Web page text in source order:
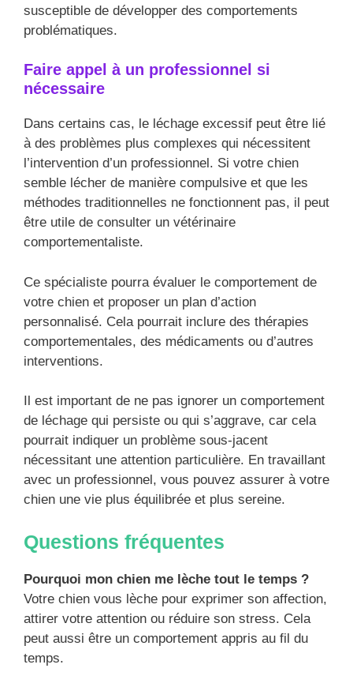
susceptible de développer des comportements
problématiques.
Faire appel à un professionnel si
nécessaire
Dans certains cas, le léchage excessif peut être lié
à des problèmes plus complexes qui nécessitent
l’intervention d’un professionnel. Si votre chien
semble lécher de manière compulsive et que les
méthodes traditionnelles ne fonctionnent pas, il peut
être utile de consulter un vétérinaire
comportementaliste.
Ce spécialiste pourra évaluer le comportement de
votre chien et proposer un plan d’action
personnalisé. Cela pourrait inclure des thérapies
comportementales, des médicaments ou d’autres
interventions.
Il est important de ne pas ignorer un comportement
de léchage qui persiste ou qui s’aggrave, car cela
pourrait indiquer un problème sous-jacent
nécessitant une attention particulière. En travaillant
avec un professionnel, vous pouvez assurer à votre
chien une vie plus équilibrée et plus sereine.
Questions fréquentes
Pourquoi mon chien me lèche tout le temps ?
Votre chien vous lèche pour exprimer son affection,
attirer votre attention ou réduire son stress. Cela
peut aussi être un comportement appris au fil du
temps.